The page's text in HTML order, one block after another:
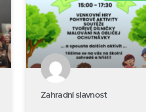
Zahradní slavnost